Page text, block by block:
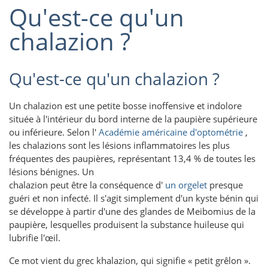
Qu'est-ce qu'un
chalazion ?
Qu'est-ce qu'un chalazion ?
Un chalazion est une petite bosse inoffensive et indolore
située à l'intérieur du bord interne de la paupière supérieure
ou inférieure. Selon l' Académie américaine d'optométrie ,
les chalazions sont les lésions inflammatoires les plus
fréquentes des paupières, représentant 13,4 % de toutes les
lésions bénignes. Un
chalazion peut être la conséquence d' un orgelet presque
guéri et non infecté. Il s'agit simplement d'un kyste bénin qui
se développe à partir d'une des glandes de Meibomius de la
paupière, lesquelles produisent la substance huileuse qui
lubrifie l'œil.
Ce mot vient du grec khalazion, qui signifie « petit grêlon ».